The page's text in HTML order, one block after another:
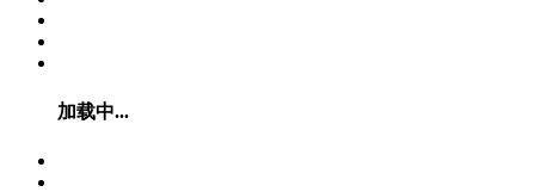
加载中...